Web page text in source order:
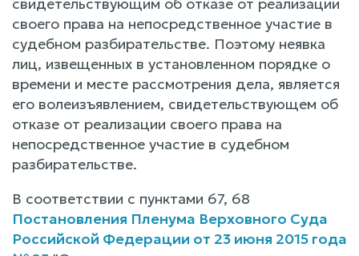
своего права на непосредственное участие в
судебном разбирательстве. Поэтому неявка
лиц, извещенных в установленном порядке о
времени и месте рассмотрения дела, является
его волеизъявлением, свидетельствующем об
отказе от реализации своего права на
непосредственное участие в судебном
разбирательстве.
В соответствии с пунктами 67, 68
Постановления Пленума Верховного Суда
Российской Федерации от 23 июня 2015 года